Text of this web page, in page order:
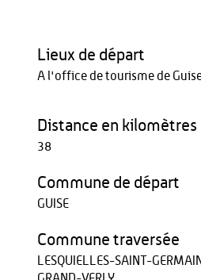
Lieux de départ
A l'office de tourisme de
Distance en kilomètres
38
Commune de départ
GUISE
Commune traversée
LESQUIELLES-SAINT-GERMAIN